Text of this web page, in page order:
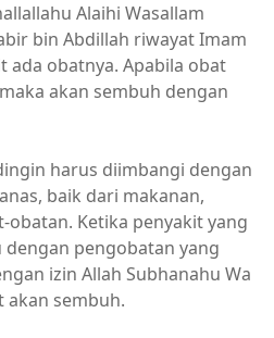
Alaihi Wasallam
bin Abdillah riwayat Imam
ada obatnya. Apabila obat
akan sembuh dengan
harus diimbangi dengan
baik dari makanan,
Ketika penyakit yang
pengobatan yang
izin Allah Subhanahu Wa
akan sembuh.